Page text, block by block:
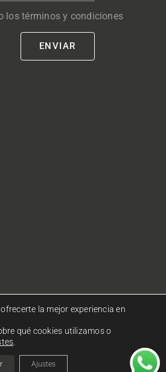
los términos y condiciones
Comunicació. Todos los derechos
de privacidad Política de cookies
la mejor experiencia en
qué cookies utilizamos o
Ajustes